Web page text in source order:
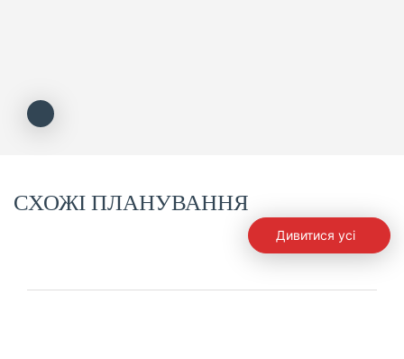
СХОЖІ ПЛАНУВАННЯ
Дивитися усі